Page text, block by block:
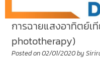
การฉายแสงอาทิตย์เ
phototherapy)
Posted on02/01/2020by